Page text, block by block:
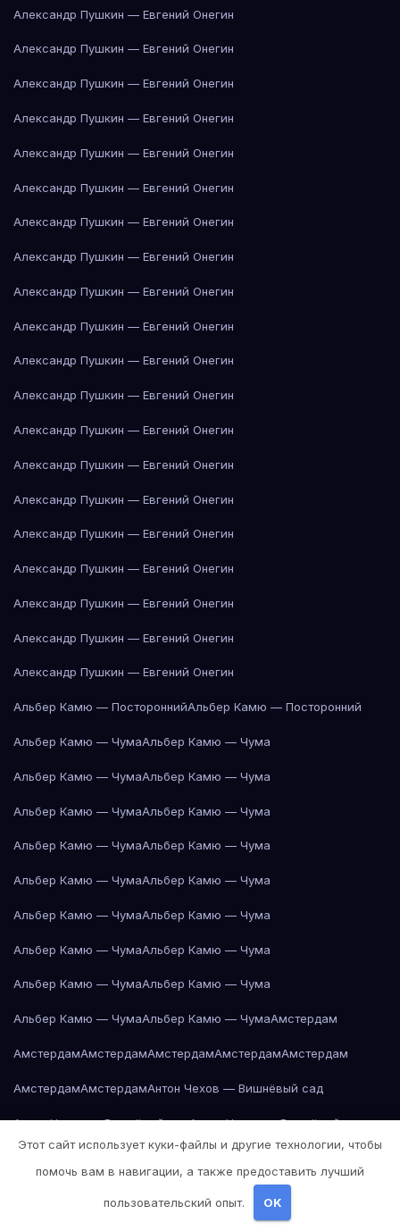
Александр Пушкин — Евгений Онегин
Александр Пушкин — Евгений Онегин
Александр Пушкин — Евгений Онегин
Александр Пушкин — Евгений Онегин
Александр Пушкин — Евгений Онегин
Александр Пушкин — Евгений Онегин
Александр Пушкин — Евгений Онегин
Александр Пушкин — Евгений Онегин
Александр Пушкин — Евгений Онегин
Александр Пушкин — Евгений Онегин
Александр Пушкин — Евгений Онегин
Александр Пушкин — Евгений Онегин
Александр Пушкин — Евгений Онегин
Александр Пушкин — Евгений Онегин
Александр Пушкин — Евгений Онегин
Александр Пушкин — Евгений Онегин
Александр Пушкин — Евгений Онегин
Александр Пушкин — Евгений Онегин
Александр Пушкин — Евгений Онегин
Александр Пушкин — Евгений Онегин
Альбер Камю — ПостороннийАльбер Камю — Посторонний
Альбер Камю — ЧумаАльбер Камю — Чума
Альбер Камю — ЧумаАльбер Камю — Чума
Альбер Камю — ЧумаАльбер Камю — Чума
Альбер Камю — ЧумаАльбер Камю — Чума
Альбер Камю — ЧумаАльбер Камю — Чума
Альбер Камю — ЧумаАльбер Камю — Чума
Альбер Камю — ЧумаАльбер Камю — Чума
Альбер Камю — ЧумаАльбер Камю — Чума
Альбер Камю — ЧумаАльбер Камю — ЧумаАмстердам
АмстердамАмстердамАмстердамАмстердамАмстердам
АмстердамАмстердамАнтон Чехов — Вишнёвый сад
Антон Чехов — Вишнёвый садАнтон Чехов — Вишнёвый сад
Антон Чехов — Вишнёвый сад
Антон Чехов — Вишнёвый сад
Этот сайт использует куки-файлы и другие технологии, чтобы
помочь вам в навигации, а также предоставить лучший
пользовательский опыт. OK